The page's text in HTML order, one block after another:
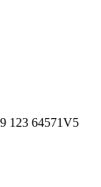
123 64571V5